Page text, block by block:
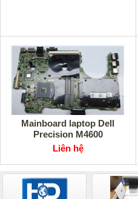
Mainboard laptop Dell
Precision M4600
Liên hệ